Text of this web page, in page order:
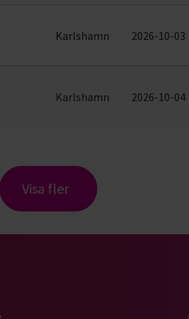
Karlshamn 2026-10-03
Karlshamn 2026-10-04
Visa fler